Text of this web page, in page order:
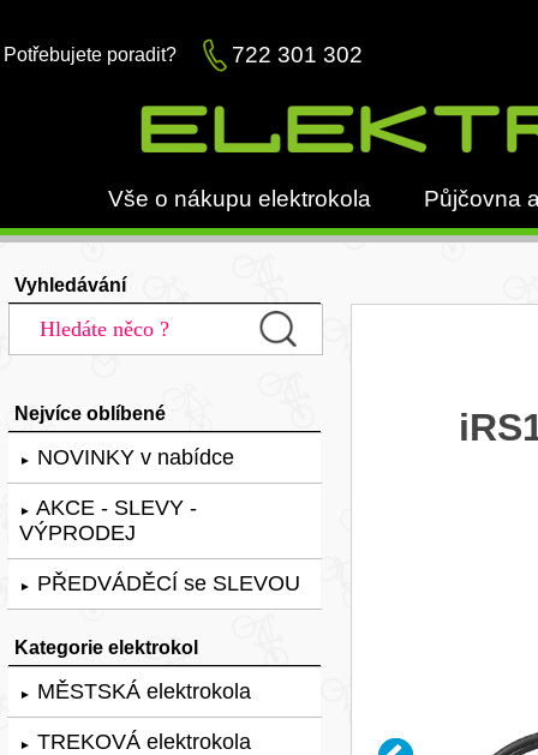
Potřebujete poradit? 722 301 302
Vše o nákupu elektrokola Půjčovna
Vyhledávání
Nejvíce oblíbené
► NOVINKY v nabídce
► AKCE - SLEVY -
VÝPRODEJ
► PŘEDVÁDĚCÍ se SLEVOU
Kategorie elektrokol
► MĚSTSKÁ elektrokola
► TREKOVÁ elektrokola